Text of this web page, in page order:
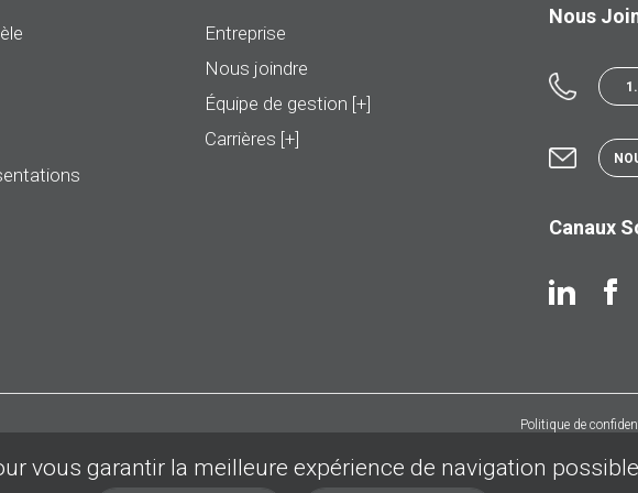
Entreprise
Nous joindre
Équipe de gestion [+]
Carrières [+]
Nous
Canaux
Politique de
vous garantir la meilleure expérience de navigation